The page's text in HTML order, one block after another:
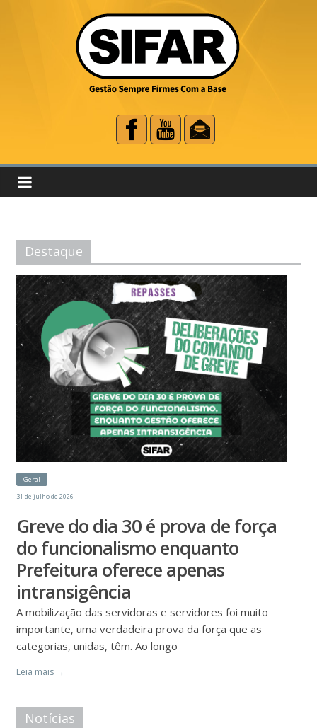
Destaque
Geral
31 de julho de 2026
Greve do dia 30 é prova de força
do funcionalismo enquanto
Prefeitura oferece apenas
intransigência
A mobilização das servidoras e servidores foi muito
importante, uma verdadeira prova da força que as
categorias, unidas, têm. Ao longo
Leia mais →
Notícias